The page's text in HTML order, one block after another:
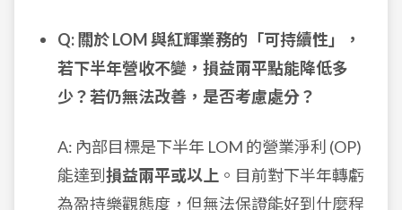
Q: 關於 LOM 與紅輝業務的「可持續性」，
若下半年營收不變，損益兩平點能降低多
少？若仍無法改善，是否考慮處分？
A: 內部目標是下半年 LOM 的營業淨利 (OP)
能達到 損益兩平或以上 。目前對下半年轉虧
為盈持樂觀態度，但無法保證能好到什麼程